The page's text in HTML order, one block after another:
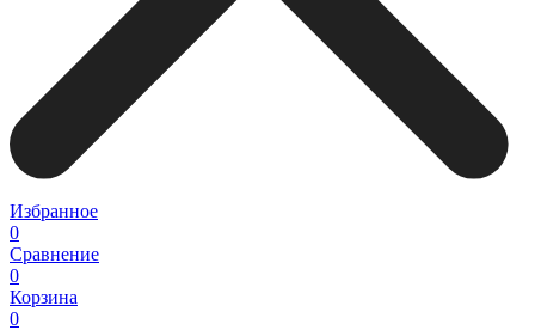
Избранное
0
Сравнение
0
Корзина
0